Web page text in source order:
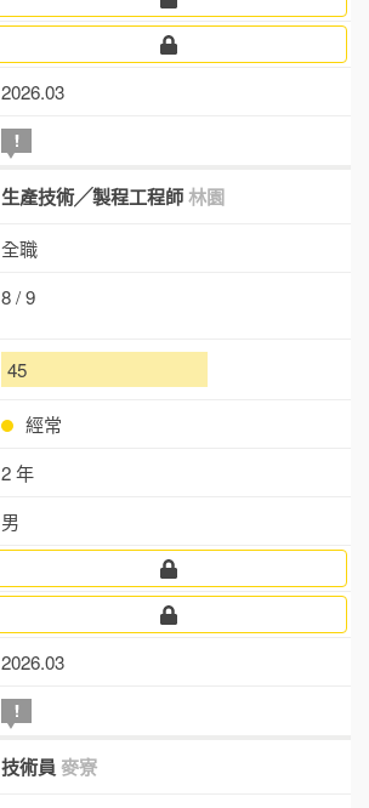
2026.03
生產技術╱製程工程師林園
全職
8 / 9
45
經常
2 年
男
2026.03
技術員 麥寮